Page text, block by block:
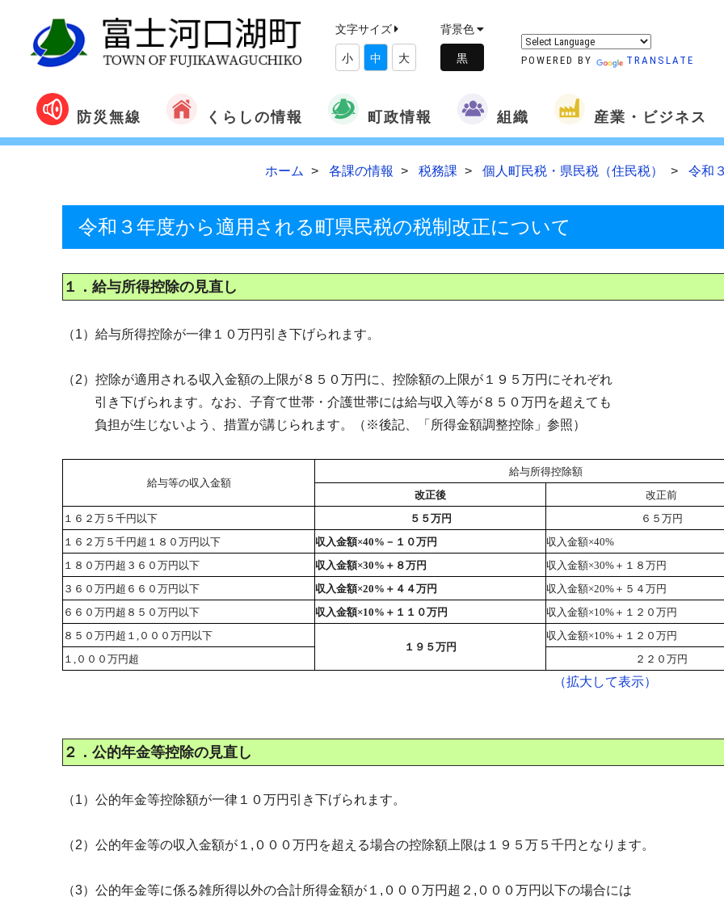
文字サイズ
小 中 大
背景色
POWERED BY TRANSLATE
防災無線 くらしの情報 町政情報 組織 産業・ビジネス
ホーム 各課の情報 税務課 個人町民税・県民税（住民税） 令和
令和３年度から適用される町県民税の税制改正について
１．給与所得控除の見直し
（1）給与所得控除が一律１０万円引き下げられます。
（2）控除が適用される収入金額の上限が８５０万円に、控除額の上限が１９５万円にそれぞれ
引き下げられます。なお、子育て世帯・介護世帯には給与収入等が８５０万円を超えても
負担が生じないよう、措置が講じられます。（※後記、「所得金額調整控除」参照）
給与等の収入金額
給与所得控除額
改正後
改正前
１６２万５千円以下
５５万円
６５万円
１６２万５千円超１８０万円以下
収入金額×40%－１０万円
収入金額×40%
１８０万円超３６０万円以下
収入金額×30%＋８万円
収入金額×30%＋１８万円
３６０万円超６６０万円以下
収入金額×20%＋４４万円
収入金額×20%＋５４万円
６６０万円超８５０万円以下
収入金額×10%＋１１０万円
収入金額×10%＋１２０万円
８５０万円超１,０００万円以下
１９５万円
収入金額×10%＋１２０万円
１,０００万円超
２２０万円
（拡大して表示）
２．公的年金等控除の見直し
（1）公的年金等控除額が一律１０万円引き下げられます。
（2）公的年金等の収入金額が１,０００万円を超える場合の控除額上限は１９５万５千円となります。
（3）公的年金等に係る雑所得以外の合計所得金額が１,０００万円超２,０００万円以下の場合には